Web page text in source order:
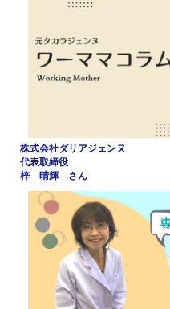
株式会社ダリアジェンヌ
代表取締役
梓 晴輝 さん